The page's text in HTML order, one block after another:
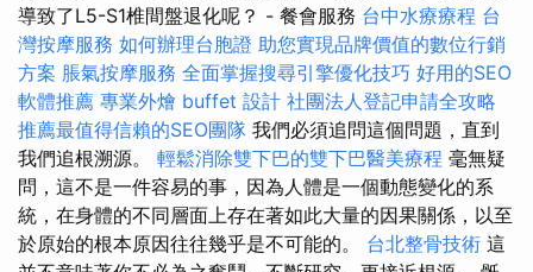
導致了L5-S1椎間盤退化呢？ - 餐會服務 台中水療療程 台
灣按摩服務 如何辦理台胞證 助您實現品牌價值的數位行銷
方案 脹氣按摩服務 全面掌握搜尋引擎優化技巧 好用的SEO
軟體推薦 專業外燴 buffet 設計 社團法人登記申請全攻略
推薦最值得信賴的SEO團隊 我們必須追問這個問題，直到
我們追根溯源。 輕鬆消除雙下巴的雙下巴醫美療程 毫無疑
問，這不是一件容易的事，因為人體是一個動態變化的系
統，在身體的不同層面上存在著如此大量的因果關係，以至
於原始的根本原因往往幾乎是不可能的。 台北整骨技術 這